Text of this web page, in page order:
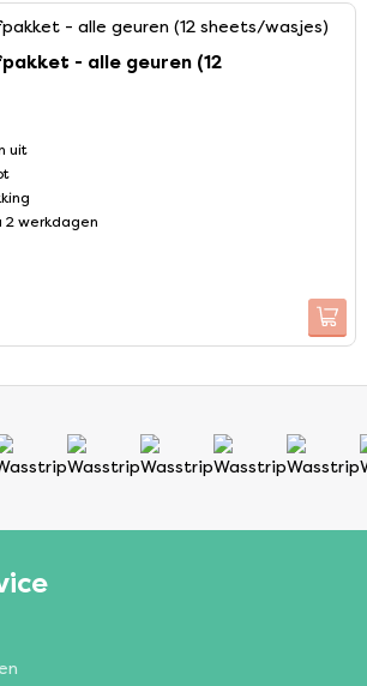
- alle geuren (12
uit
2 werkdagen